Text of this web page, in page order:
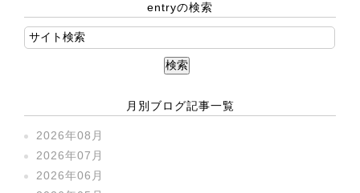
entryの検索
月別ブログ記事一覧
2026年08月
2026年07月
2026年06月